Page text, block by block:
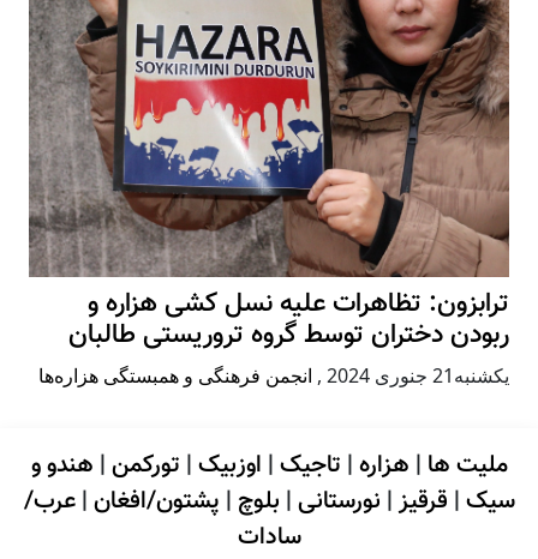
ترابزون: تظاهرات علیه نسل کشی هزاره و
ربودن دختران توسط گروه تروریستی طالبان
يكشنبه21 جنوری 2024 , انجمن فرهنگی و همبستگی هزاره‌ها
ملیت ها | هزاره| تاجیک| اوزبیک| تورکمن| هندو و
سیک| قرقیز| نورستانی| بلوچ | پشتون/افغان|عرب/
سادات